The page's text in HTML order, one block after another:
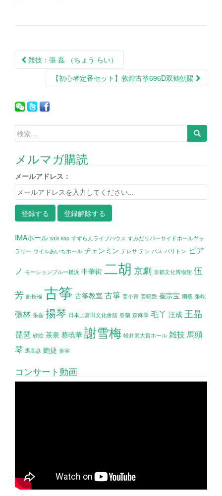
投稿ナビゲーション
雑技：張 磊 （ちょう らい）
【初心者定番セット】敦煌古筝696D双鶴朝陽
検索:
メルマガ購読
メールアドレス：
IMAホール sain kho すずらんライブハウス すみだリバーサイドホールギャ
ラリー ウイルあいちホール チェンミン テレサ·テン バス バリトン ピア
ノ モーションブルー横浜 中華街 二胡 京劇 京都文化博物館 伍
芳 劉長福 古筝 古筝教室 古箏 姜小青 姜暁艶 崔宗宝 幽燕 張屹
張林 張磊 揚琴 日本上富田文化會舘 春蘭 森麻季 毛丫 汪成 王晶
琵琶 砂絵 茶泉 蔡暁華 謝雪梅 軽井沢大賀ホール 雑技馬頭
琴 馬高彦 鮑捷 黄実
コンサート動画